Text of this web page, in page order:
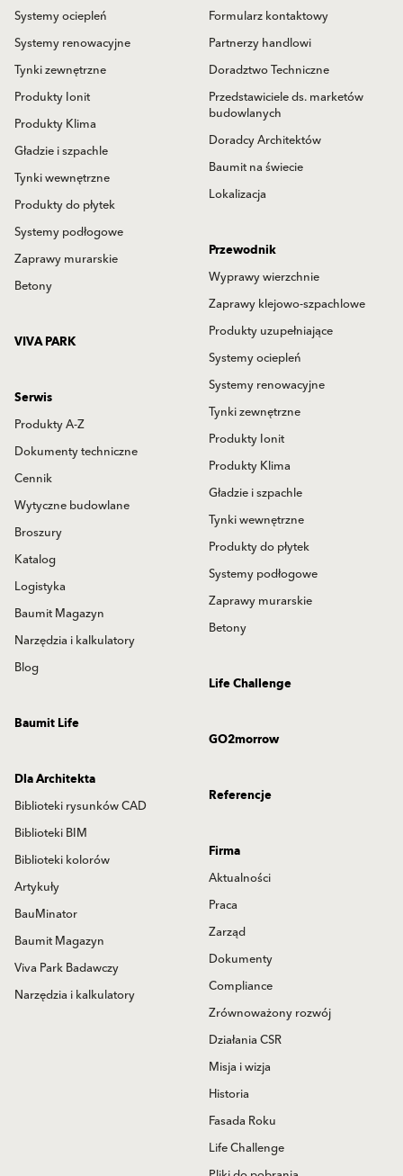
Systemy ociepleń
Systemy renowacyjne
Tynki zewnętrzne
Produkty Ionit
Produkty Klima
Gładzie i szpachle
Tynki wewnętrzne
Produkty do płytek
Systemy podłogowe
Zaprawy murarskie
Betony
Formularz kontaktowy
Partnerzy handlowi
Doradztwo Techniczne
Przedstawiciele ds. marketów
budowlanych
Doradcy Architektów
Baumit na świecie
Lokalizacja
Przewodnik
Wyprawy wierzchnie
Zaprawy klejowo-szpachlowe
Produkty uzupełniające
Systemy ociepleń
Systemy renowacyjne
Tynki zewnętrzne
Produkty Ionit
Produkty Klima
Gładzie i szpachle
Tynki wewnętrzne
Produkty do płytek
Systemy podłogowe
Zaprawy murarskie
Betony
VIVA PARK
Serwis
Produkty A-Z
Dokumenty techniczne
Cennik
Wytyczne budowlane
Broszury
Katalog
Logistyka
Baumit Magazyn
Narzędzia i kalkulatory
Blog
Life Challenge
Baumit Life
GO2morrow
Dla Architekta
Biblioteki rysunków CAD
Biblioteki BIM
Biblioteki kolorów
Artykuły
BauMinator
Baumit Magazyn
Viva Park Badawczy
Narzędzia i kalkulatory
Referencje
Firma
Aktualności
Praca
Zarząd
Dokumenty
Compliance
Zrównoważony rozwój
Działania CSR
Misja i wizja
Historia
Fasada Roku
Life Challenge